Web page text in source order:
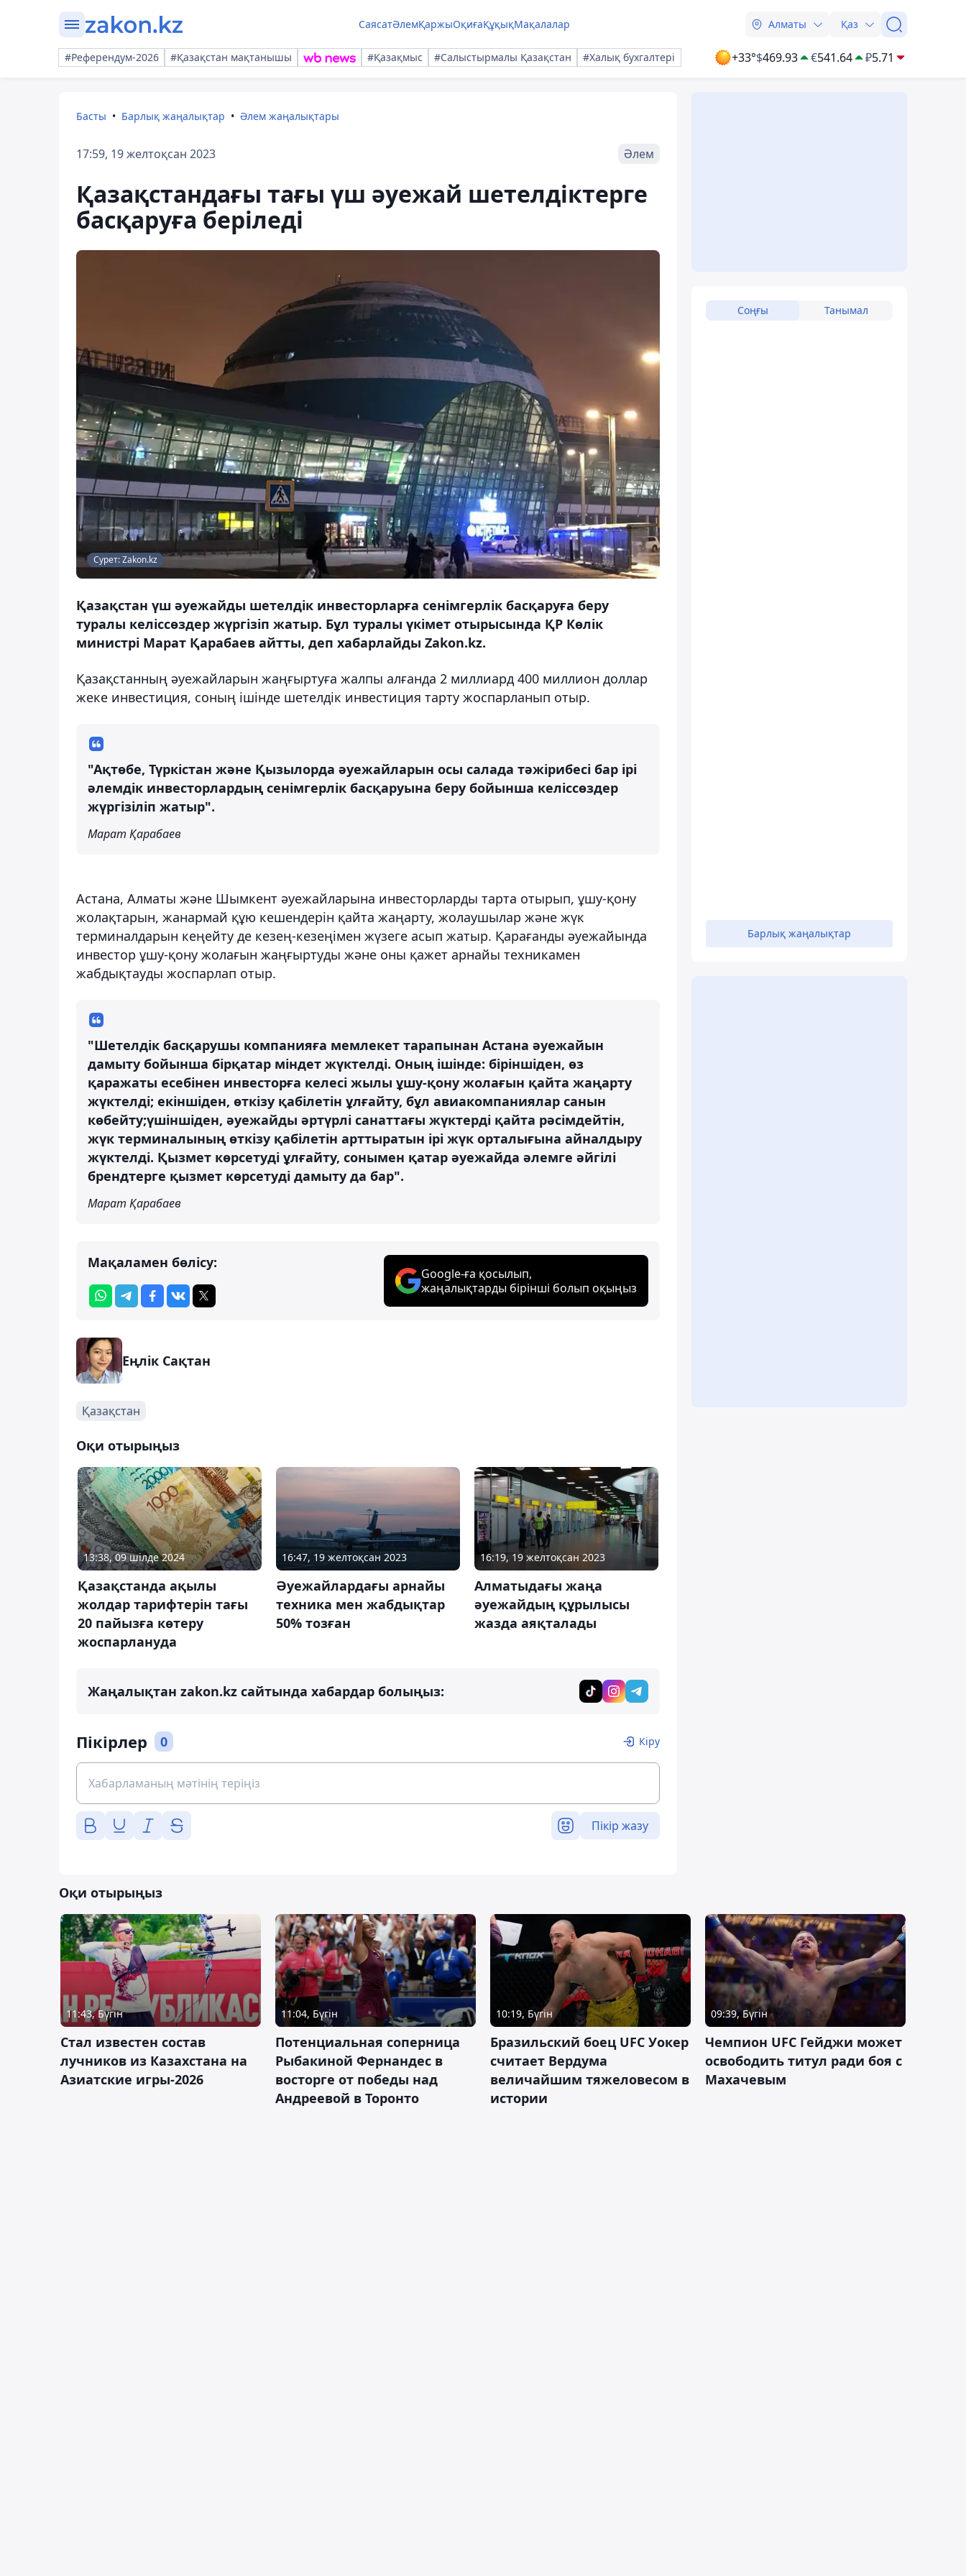
СаясатӘлемҚаржыОқиғаҚұқықМақалалар Алматы Қаз
#Референдум-2026 #Қазақстан мақтанышы #Қазақмыс #Салыстырмалы Қазақстан #Халық бухгалтері +33°$469.93 €541.64 ₽5.71
Басты Барлық жаңалықтар Әлем жаңалықтары
17:59, 19 желтоқсан 2023 Әлем
Қазақстандағы тағы үш әуежай шетелдіктерге
басқаруға беріледі
Сурет: Zakon.kz
Қазақстан үш әуежайды шетелдік инвесторларға сенімгерлік басқаруға беру
туралы келіссөздер жүргізіп жатыр. Бұл туралы үкімет отырысында ҚР Көлік
министрі Марат Қарабаев айтты, деп хабарлайды Zakon.kz.
Қазақстанның әуежайларын жаңғыртуға жалпы алғанда 2 миллиард 400 миллион доллар
жеке инвестиция, соның ішінде шетелдік инвестиция тарту жоспарланып отыр.
"Ақтөбе, Түркістан және Қызылорда әуежайларын осы салада тәжірибесі бар ірі
әлемдік инвесторлардың сенімгерлік басқаруына беру бойынша келіссөздер
жүргізіліп жатыр".
Марат Қарабаев
Астана, Алматы және Шымкент әуежайларына инвесторларды тарта отырып, ұшу-қону
жолақтарын, жанармай құю кешендерін қайта жаңарту, жолаушылар және жүк
терминалдарын кеңейту де кезең-кезеңімен жүзеге асып жатыр. Қарағанды ​​әуежайында
инвестор ұшу-қону жолағын жаңғыртуды және оны қажет арнайы техникамен
жабдықтауды жоспарлап отыр.
"Шетелдік басқарушы компанияға мемлекет тарапынан Астана әуежайын
дамыту бойынша бірқатар міндет жүктелді. Оның ішінде: біріншіден, өз
қаражаты есебінен инвесторға келесі жылы ұшу-қону жолағын қайта жаңарту
жүктелді; екіншіден, өткізу қабілетін ұлғайту, бұл авиакомпаниялар санын
көбейту;үшіншіден, әуежайды әртүрлі санаттағы жүктерді қайта рәсімдейтін,
жүк терминалының өткізу қабілетін арттыратын ірі жүк орталығына айналдыру
жүктелді. Қызмет көрсетуді ұлғайту, сонымен қатар әуежайда әлемге әйгілі
брендтерге қызмет көрсетуді дамыту да бар".
Марат Қарабаев
Мақаламен бөлісу:
Google-ға қосылып,
жаңалықтарды бірінші болып оқыңыз
Еңлік Сақтан
Қазақстан
Оқи отырыңыз
13:38, 09 шілде 2024
Қазақстанда ақылы
жолдар тарифтерін тағы
20 пайызға көтеру
жоспарлануда
16:47, 19 желтоқсан 2023
Әуежайлардағы арнайы
техника мен жабдықтар
50% тозған
16:19, 19 желтоқсан 2023
Алматыдағы жаңа
әуежайдың құрылысы
жазда аяқталады
Жаңалықтан zakon.kz сайтында хабардар болыңыз:
Пікірлер 0 Кіру
Пікір жазу
Соңғы Танымал
Барлық жаңалықтар
Оқи отырыңыз
11:43, Бүгін
Стал известен состав
лучников из Казахстана на
Азиатские игры-2026
11:04, Бүгін
Потенциальная соперница
Рыбакиной Фернандес в
восторге от победы над
Андреевой в Торонто
10:19, Бүгін
Бразильский боец UFC Уокер
считает Вердума
величайшим тяжеловесом в
истории
09:39, Бүгін
Чемпион UFC Гейджи может
освободить титул ради боя с
Махачевым